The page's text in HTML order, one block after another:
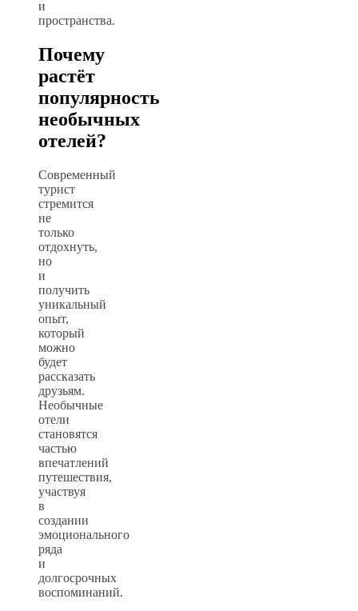
и
пространства.
Почему
растёт
популярность
необычных
отелей?
Современный
турист
стремится
не
только
отдохнуть,
но
и
получить
уникальный
опыт,
который
можно
будет
рассказать
друзьям.
Необычные
отели
становятся
частью
впечатлений
путешествия,
участвуя
в
создании
эмоционального
ряда
и
долгосрочных
воспоминаний.